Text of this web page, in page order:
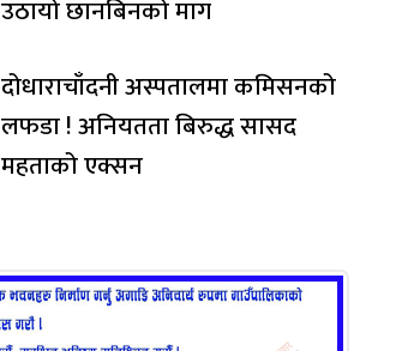
उठायो छानबिनको माग
दोधाराचाँदनी अस्पतालमा कमिसनको
लफडा ! अनियतता बिरुद्ध सासद
महताको एक्सन